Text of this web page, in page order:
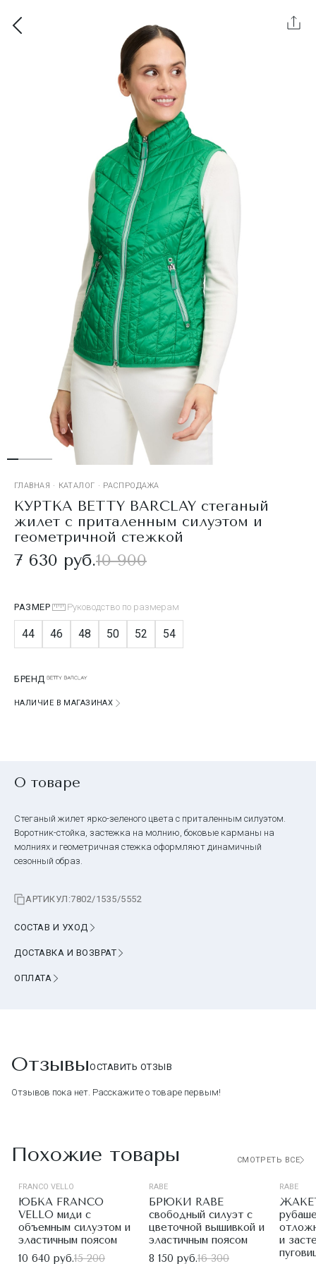
ГЛАВНАЯ · КАТАЛОГ · РАСПРОДАЖА
КУРТКА BETTY BARCLAY стеганый
жилет с приталенным силуэтом и
геометричной стежкой
7 630 руб.10 900
РАЗМЕР Руководство по размерам
44 46 48 50 52 54
БРЕНД
НАЛИЧИЕ В МАГАЗИНАХ
О товаре
Стеганый жилет ярко-зеленого цвета с приталенным силуэтом.
Воротник-стойка, застежка на молнию, боковые карманы на
молниях и геометричная стежка оформляют динамичный
сезонный образ.
АРТИКУЛ:7802/1535/5552
СОСТАВ И УХОД
ДОСТАВКА И ВОЗВРАТ
ОПЛАТА
ОтзывыОСТАВИТЬ ОТЗЫВ
Отзывов пока нет. Расскажите о товаре первым!
Похожие товары СМОТРЕТЬ ВСЕ
FRANCO VELLO
ЮБКА FRANCO
VELLO миди с
объемным силуэтом и
эластичным поясом
10 640 руб.15 200
RABE
БРЮКИ RABE
свободный силуэт с
цветочной вышивкой и
эластичным поясом
8 150 руб.16 300
RABE
и